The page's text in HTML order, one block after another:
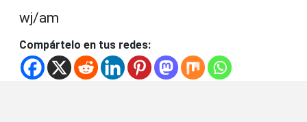
wj/am
Compártelo en tus redes: